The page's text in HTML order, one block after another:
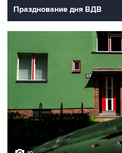
Празднование дня ВДВ